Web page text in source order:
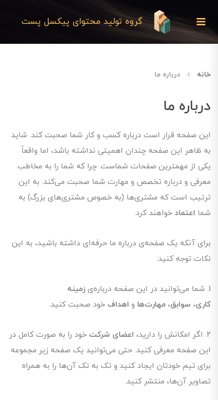
گروه تولید محتوای پیکسل پست
خانه درباره ما
درباره ما
این صفحه قرار است درباره کسب و کار شما صحبت کند. شاید
به ظاهر این صفحه چندان اهمیتی نداشته باشد، اما واقعاً
یکی از مهمترین صفحات شماست. چرا که شما را به مخاطب
معرفی و درباره تخصص و مهارت شما صحبت می‌کند. به این
ترتیب است که مشتری‌ها (به خصوص مشتری‌های بزرگ) به
شما اعتماد خواهند کرد.
برای آنکه یک صفحه‌ی درباره ما حرفه‌ای داشته باشید، به این
نکات توجه کنید:
1. شما می‌توانید در این صفحه درباره‌ی
زمینه
کاری، سوابق، مهارت‌ها و اهداف خود صحبت کنید.
2. اگر امکانش را دارید، اعضای شرکت خود را به صورت کامل در
این صفحه معرفی کنید. حتی می‌توانید یک صفحه زیر مجموعه
برای تیم خودتان ایجاد کنید و تک به تک آن‌ها را به همراه
تصاویر آن‌ها، منتشر کنید.